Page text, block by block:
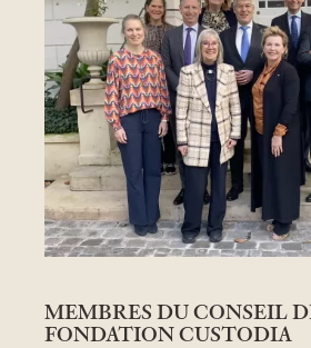
MEMBRES DU CONSEIL
FONDATION CUSTODIA